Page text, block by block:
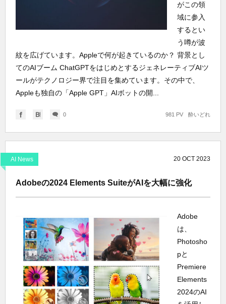
がこの領
域に参入
するとい
う噂が波
紋を広げています。Appleで何が起きているのか？ 背景とし
てのAIブーム ChatGPTをはじめとするジェネレーティブAIツ
ールがテクノロジー界で注目を集めています。その中で、
Appleも独自の「Apple GPT」AIボットの開...
0 酔いどれ
981 PV
AI News 20 OCT 2023
Adobeの2024 Elements SuiteがAIを大幅に強化
Adobe
は、
Photosho
pと
Premiere
Elements
2024のAI